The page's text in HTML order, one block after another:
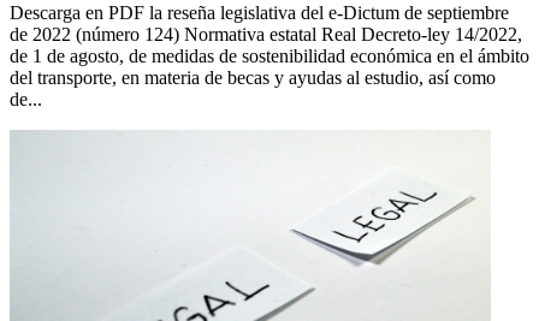
Descarga en PDF la reseña legislativa del e-Dictum de septiembre
de 2022 (número 124) Normativa estatal Real Decreto-ley 14/2022,
de 1 de agosto, de medidas de sostenibilidad económica en el ámbito
del transporte, en materia de becas y ayudas al estudio, así como
de...